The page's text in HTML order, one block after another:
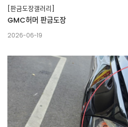
[판금도장갤러리]
GMC허머 판금도장
2026-06-19